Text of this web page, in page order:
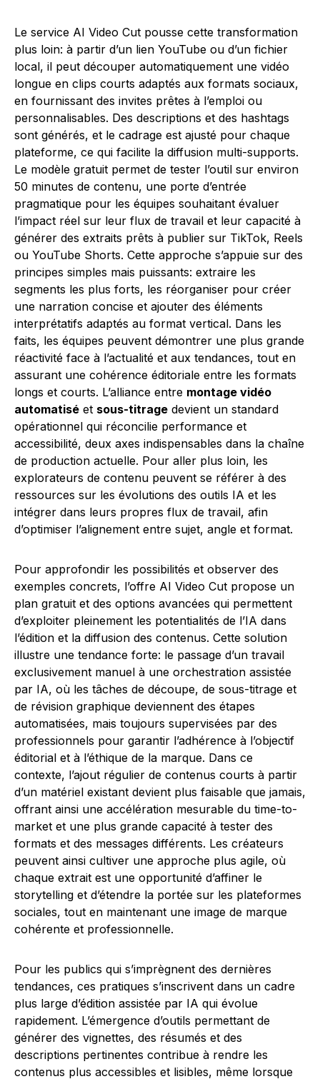
Le service AI Video Cut pousse cette transformation
plus loin: à partir d’un lien YouTube ou d’un fichier
local, il peut découper automatiquement une vidéo
longue en clips courts adaptés aux formats sociaux,
en fournissant des invites prêtes à l’emploi ou
personnalisables. Des descriptions et des hashtags
sont générés, et le cadrage est ajusté pour chaque
plateforme, ce qui facilite la diffusion multi-supports.
Le modèle gratuit permet de tester l’outil sur environ
50 minutes de contenu, une porte d’entrée
pragmatique pour les équipes souhaitant évaluer
l’impact réel sur leur flux de travail et leur capacité à
générer des extraits prêts à publier sur TikTok, Reels
ou YouTube Shorts. Cette approche s’appuie sur des
principes simples mais puissants: extraire les
segments les plus forts, les réorganiser pour créer
une narration concise et ajouter des éléments
interprétatifs adaptés au format vertical. Dans les
faits, les équipes peuvent démontrer une plus grande
réactivité face à l’actualité et aux tendances, tout en
assurant une cohérence éditoriale entre les formats
longs et courts. L’alliance entre montage vidéo
automatisé et sous-titrage devient un standard
opérationnel qui réconcilie performance et
accessibilité, deux axes indispensables dans la chaîne
de production actuelle. Pour aller plus loin, les
explorateurs de contenu peuvent se référer à des
ressources sur les évolutions des outils IA et les
intégrer dans leurs propres flux de travail, afin
d’optimiser l’alignement entre sujet, angle et format.
Pour approfondir les possibilités et observer des
exemples concrets, l’offre AI Video Cut propose un
plan gratuit et des options avancées qui permettent
d’exploiter pleinement les potentialités de l’IA dans
l’édition et la diffusion des contenus. Cette solution
illustre une tendance forte: le passage d’un travail
exclusivement manuel à une orchestration assistée
par IA, où les tâches de découpe, de sous-titrage et
de révision graphique deviennent des étapes
automatisées, mais toujours supervisées par des
professionnels pour garantir l’adhérence à l’objectif
éditorial et à l’éthique de la marque. Dans ce
contexte, l’ajout régulier de contenus courts à partir
d’un matériel existant devient plus faisable que jamais,
offrant ainsi une accélération mesurable du time-to-
market et une plus grande capacité à tester des
formats et des messages différents. Les créateurs
peuvent ainsi cultiver une approche plus agile, où
chaque extrait est une opportunité d’affiner le
storytelling et d’étendre la portée sur les plateformes
sociales, tout en maintenant une image de marque
cohérente et professionnelle.
Pour les publics qui s’imprègnent des dernières
tendances, ces pratiques s’inscrivent dans un cadre
plus large d’édition assistée par IA qui évolue
rapidement. L’émergence d’outils permettant de
générer des vignettes, des résumés et des
descriptions pertinentes contribue à rendre les
contenus plus accessibles et lisibles, même lorsque